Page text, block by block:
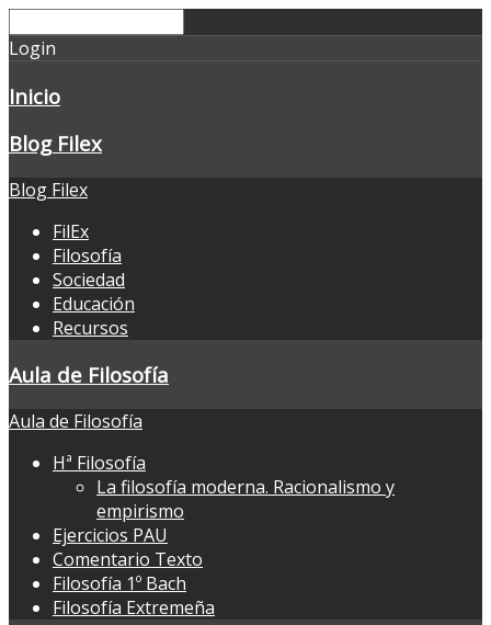
Login
Inicio
Blog Filex
Blog Filex
FilEx
Filosofía
Sociedad
Educación
Recursos
Aula de Filosofía
Aula de Filosofía
Hª Filosofía
La filosofía moderna. Racionalismo y
empirismo
Ejercicios PAU
Comentario Texto
Filosofía 1º Bach
Filosofía Extremeña